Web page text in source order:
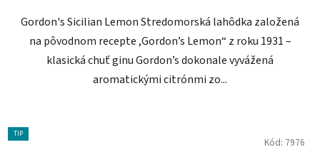
Gordon's Sicilian Lemon Stredomorská lahôdka založená
na pôvodnom recepte ,Gordon’s Lemon“ z roku 1931 –
klasická chuť ginu Gordon’s dokonale vyvážená
aromatickými citrónmi zo...
TIP
Kód: 7976